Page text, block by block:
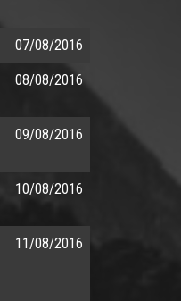
07/08/2016
08/08/2016
09/08/2016
10/08/2016
11/08/2016